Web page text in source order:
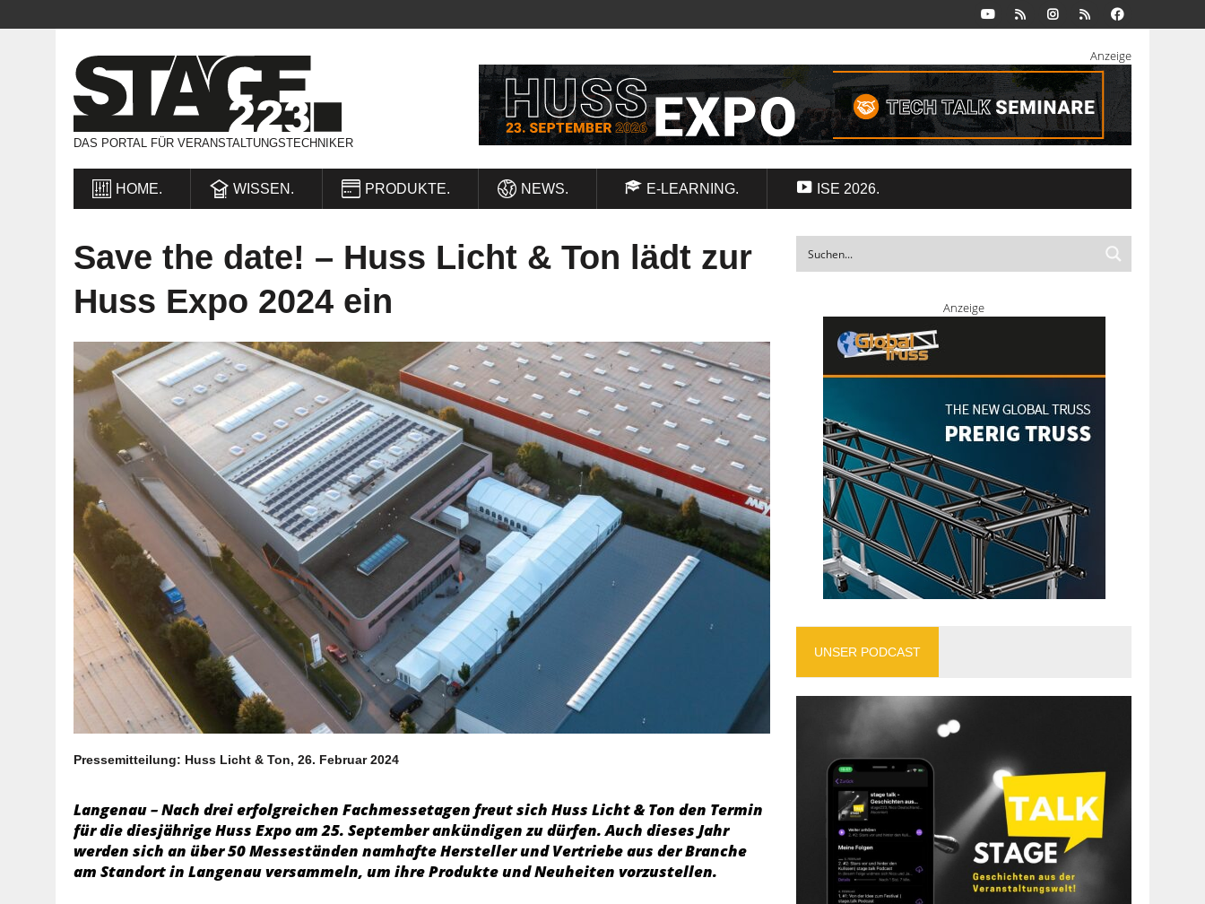
DAS PORTAL FÜR VERANSTALTUNGSTECHNIKER
Anzeige
HOME. WISSEN. PRODUKTE. NEWS. E-LEARNING. ISE 2026.
Save the date! – Huss Licht & Ton lädt zur
Huss Expo 2024 ein
Pressemitteilung: Huss Licht & Ton, 26. Februar 2024
Langenau – Nach drei erfolgreichen Fachmessetagen freut sich Huss Licht & Ton den Termin
für die diesjährige Huss Expo am 25. September ankündigen zu dürfen. Auch dieses Jahr
werden sich an über 50 Messeständen namhafte Hersteller und Vertriebe aus der Branche
am Standort in Langenau versammeln, um ihre Produkte und Neuheiten vorzustellen.
Anzeige
UNSER PODCAST